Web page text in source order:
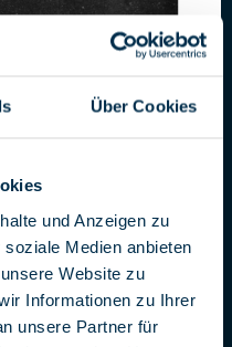
Über Cookies
und Anzeigen zu
Medien anbieten
Website zu
Informationen zu Ihrer
unsere Partner für